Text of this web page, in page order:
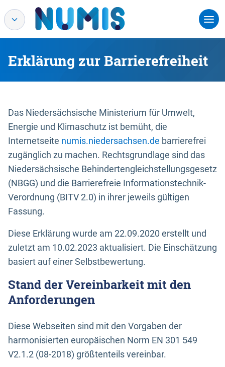
Erklärung zur Barrierefreiheit
Das Niedersächsische Ministerium für Umwelt,
Energie und Klimaschutz ist bemüht, die
Internetseite numis.niedersachsen.de barrierefrei
zugänglich zu machen. Rechtsgrundlage sind das
Niedersächsische Behindertengleichstellungsgesetz
(NBGG) und die Barrierefreie Informationstechnik-
Verordnung (BITV 2.0) in ihrer jeweils gültigen
Fassung.
Diese Erklärung wurde am 22.09.2020 erstellt und
zuletzt am 10.02.2023 aktualisiert. Die Einschätzung
basiert auf einer Selbstbewertung.
Stand der Vereinbarkeit mit den
Anforderungen
Diese Webseiten sind mit den Vorgaben der
harmonisierten europäischen Norm EN 301 549
V2.1.2 (08-2018) größtenteils vereinbar.